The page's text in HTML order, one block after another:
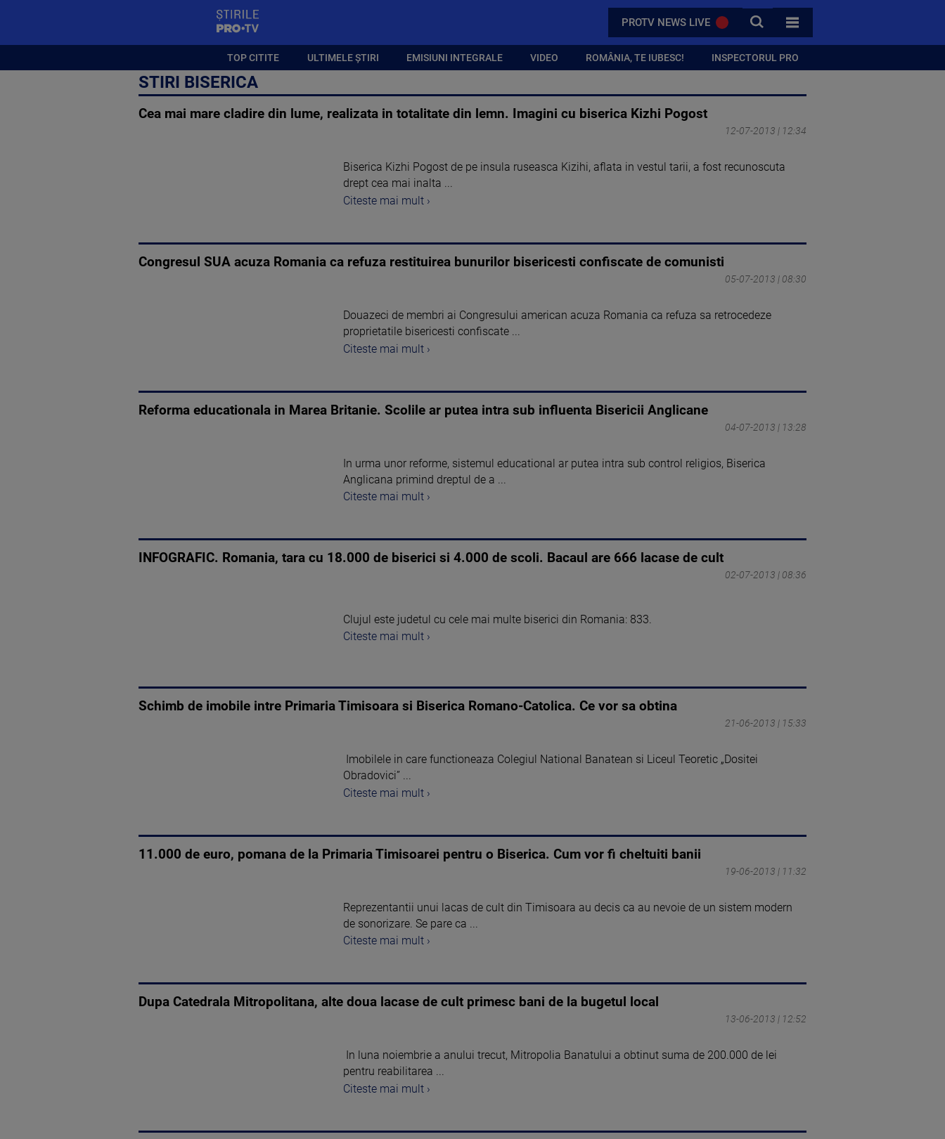
PROTV NEWS LIVE CAUTA
TOATE CATEGORIILE
TOP CITITE ULTIMELE ȘTIRI EMISIUNI INTEGRALE VIDEO ROMÂNIA, TE IUBESC! INSPECTORUL PRO
STIRI BISERICA
Cea mai mare cladire din lume, realizata in totalitate din lemn. Imagini cu biserica Kizhi Pogost
12-07-2013 | 12:34
Biserica Kizhi Pogost de pe insula ruseasca Kizihi, aflata in vestul tarii, a fost recunoscuta
drept cea mai inalta ...
Citeste mai mult ›
Congresul SUA acuza Romania ca refuza restituirea bunurilor bisericesti confiscate de comunisti
05-07-2013 | 08:30
Douazeci de membri ai Congresului american acuza Romania ca refuza sa retrocedeze
proprietatile bisericesti confiscate ...
Citeste mai mult ›
Reforma educationala in Marea Britanie. Scolile ar putea intra sub influenta Bisericii Anglicane
04-07-2013 | 13:28
In urma unor reforme, sistemul educational ar putea intra sub control religios, Biserica
Anglicana primind dreptul de a ...
Citeste mai mult ›
INFOGRAFIC. Romania, tara cu 18.000 de biserici si 4.000 de scoli. Bacaul are 666 lacase de cult
02-07-2013 | 08:36
Clujul este judetul cu cele mai multe biserici din Romania: 833.
Citeste mai mult ›
Schimb de imobile intre Primaria Timisoara si Biserica Romano-Catolica. Ce vor sa obtina
21-06-2013 | 15:33
Imobilele in care functioneaza Colegiul National Banatean si Liceul Teoretic „Dositei
Obradovici” ...
Citeste mai mult ›
11.000 de euro, pomana de la Primaria Timisoarei pentru o Biserica. Cum vor fi cheltuiti banii
19-06-2013 | 11:32
Reprezentantii unui lacas de cult din Timisoara au decis ca au nevoie de un sistem modern
de sonorizare. Se pare ca ...
Citeste mai mult ›
Dupa Catedrala Mitropolitana, alte doua lacase de cult primesc bani de la bugetul local
13-06-2013 | 12:52
In luna noiembrie a anului trecut, Mitropolia Banatului a obtinut suma de 200.000 de lei
pentru reabilitarea ...
Citeste mai mult ›